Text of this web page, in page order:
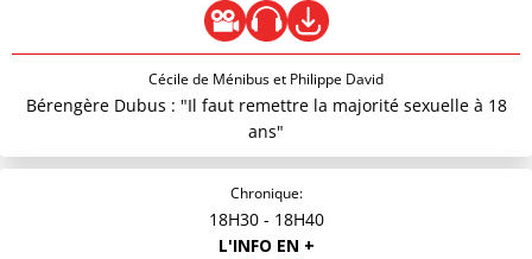
Cécile de Ménibus et Philippe David
Bérengère Dubus : "Il faut remettre la majorité sexuelle à 18
ans"
Chronique:
18H30 - 18H40
L'INFO EN +